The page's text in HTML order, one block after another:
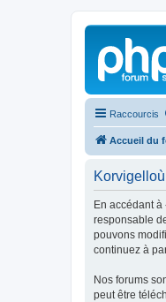
Raccourcis
Accueil du
En accédant à
responsable
pouvons
continuez à
Nos forums
peut être